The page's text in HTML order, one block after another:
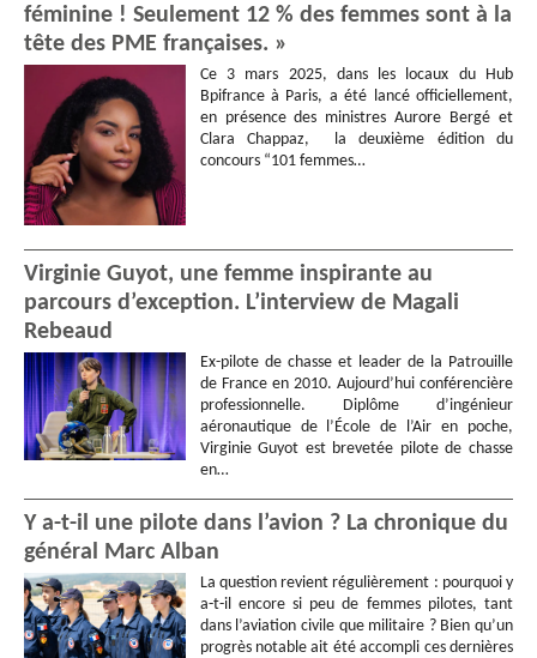
féminine ! Seulement 12 % des femmes sont à la
tête des PME françaises. »
Ce 3 mars 2025, dans les locaux du Hub
Bpifrance à Paris, a été lancé officiellement,
en présence des ministres Aurore Bergé et
Clara Chappaz, la deuxième édition du
concours “101 femmes…
Virginie Guyot, une femme inspirante au
parcours d’exception. L’interview de Magali
Rebeaud
Ex-pilote de chasse et leader de la Patrouille
de France en 2010. Aujourd’hui conférencière
professionnelle. Diplôme d’ingénieur
aéronautique de l’École de l’Air en poche,
Virginie Guyot est brevetée pilote de chasse
en…
Y a-t-il une pilote dans l’avion ? La chronique du
général Marc Alban
La question revient régulièrement : pourquoi y
a-t-il encore si peu de femmes pilotes, tant
dans l’aviation civile que militaire ? Bien qu’un
progrès notable ait été accompli ces dernières